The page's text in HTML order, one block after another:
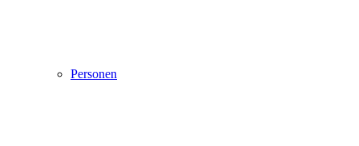
Personen